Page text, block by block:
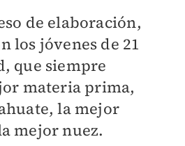
de elaboración,
los jóvenes de 21
que siempre
materia prima,
la mejor
mejor nuez.